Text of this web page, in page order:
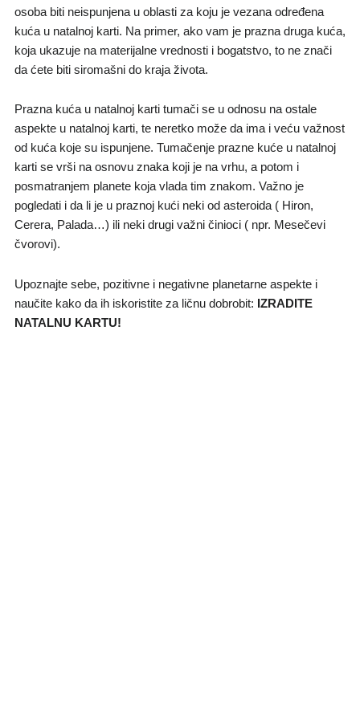
osoba biti neispunjena u oblasti za koju je vezana određena
kuća u natalnoj karti. Na primer, ako vam je prazna druga kuća,
koja ukazuje na materijalne vrednosti i bogatstvo, to ne znači
da ćete biti siromašni do kraja života.
Prazna kuća u natalnoj karti tumači se u odnosu na ostale
aspekte u natalnoj karti, te neretko može da ima i veću važnost
od kuća koje su ispunjene. Tumačenje prazne kuće u natalnoj
karti se vrši na osnovu znaka koji je na vrhu, a potom i
posmatranjem planete koja vlada tim znakom. Važno je
pogledati i da li je u praznoj kući neki od asteroida ( Hiron,
Cerera, Palada…) ili neki drugi važni činioci ( npr. Mesečevi
čvorovi).
Upoznajte sebe, pozitivne i negativne planetarne aspekte i
naučite kako da ih iskoristite za ličnu dobrobit: IZRADITE
NATALNU KARTU!